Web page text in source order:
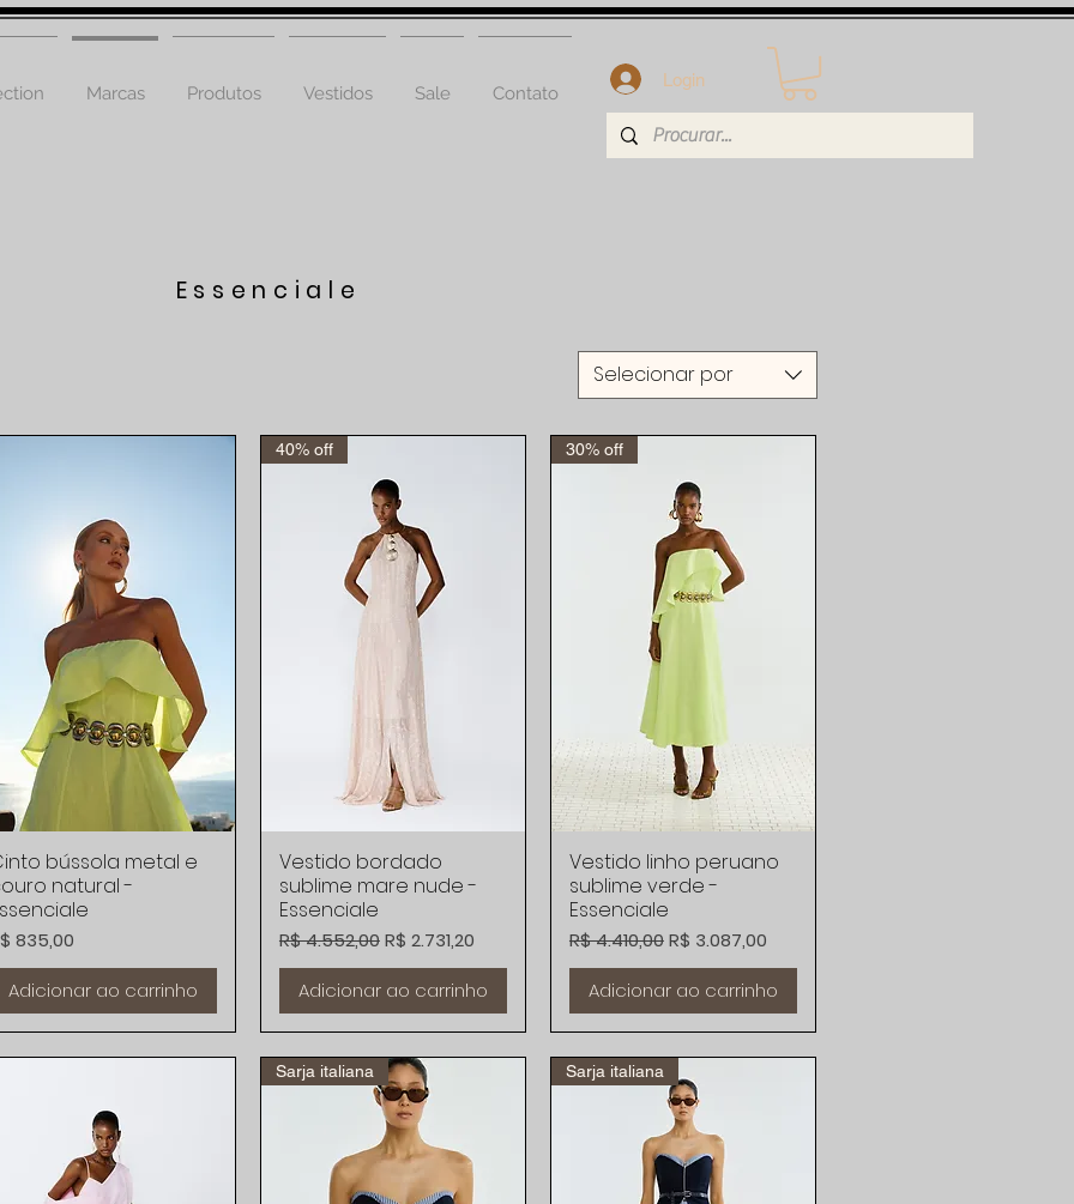
Marcas Produtos Vestidos Sale Contato
Login
Essenciale
Selecionar por
Visualização rápida
bússola metal e
natural -
835,00
Adicionar ao carrinho
Visualização rápida
40% off
Vestido bordado
sublime mare nude -
Essenciale
Preço normal
R$ 4.552,00Preço promocional
R$ 2.731,20
Adicionar ao carrinho
Visualização rápida
30% off
Vestido linho peruano
sublime verde -
Essenciale
Preço normal
R$ 4.410,00Preço promocional
R$ 3.087,00
Adicionar ao carrinho
Sarja italiana Sarja italiana